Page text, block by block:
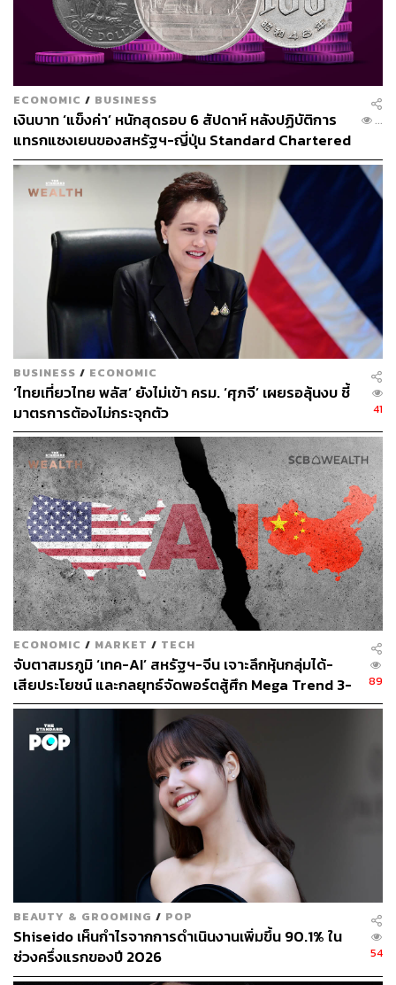
การมาถึงของ ‘Chinese Virus’
กระแสเกลียดชังชาวอเมริกันเชื้อสายจีน (และชาวเอเชียโดย
รวม) ยิ่งทวีความรุนแรงมากขึ้น ภายหลังการระบาดของโรค
โควิด-19 ที่มีต้นกำเนิดมาจากเมืองอู่ฮั่นของจีน โดยเฉพาะ
เมื่อประธานาธิบดีของสหรัฐอเมริกาในขณะนั้นอย่างทรัมป์
พยายามใช้รัฐบาลจีนเป็นแพะรับบาปต่อการระบาดของโรค
โควิด-19 ในประเทศ (ทั้งที่ความเป็นจริงแล้ว ปัญหาเกิดจาก
ความล้มเหลวในการจัดการการระบาดตั้งแต่จำนวนเคสใน
ประเทศยังมีไม่มากของรัฐบาลของทรัมป์เอง) ทรัมป์ทวีต
ตำหนิรัฐบาลจีนว่าไม่มีความโปร่งใสในการบริหารจัดการ
ระบาดและจงใจปกปิดข้อมูล จนทำให้เชื้อไวรัสแพร่ระบาดไป
ทั่วโลก ที่สำคัญเขายังใช้คำศัพท์ที่กระตุ้นความเกลียดชังต่อ
ชาวจีนอย่างคำว่า Chinese Virus (ไวรัสจีน) และ Kung Flu
(ที่พ้องเสียงกับคำว่ากังฟู) อยู่เสมอๆ
ผลจากกระแสความเกลียดชังที่สูงขึ้นในยุคของทรัมป์ ทำให้
เกิดเหตุการณ์น่าสลดอันเกิดจากการใช้ความรุนแรงต่อชาว
เอเชียหลายต่อหลายเหตุการณ์ เช่น เหตุการณ์ที่ชาวไทย
อย่างวิชาถูกทำร้ายที่เมืองซานฟรานซิสโกจนเสียชีวิตใน
เวลาต่อมาจากอาการเลือดออกในสมอง, เหตุการณ์ที่หญิง
ชาวอเมริกันเชื้อสายจีนถูกขว้างปาสิ่งของใส่และถูกผลักจน
ล้มลงบนทางเท้าในย่านควีนส์ของเมืองนิวยอร์ก จนมาถึง
เหตุการณ์ที่มีการกราดยิงหญิงเชื้อสายเอเชียในมหานคร
แอตแลนตา จนมีผู้เสียชีวิตถึง 8 ราย ซึ่งหนังสือพิมพ์ New
York Times ได้รวบรวมสถิติของอาชญากรรมอันเกิดจาก
ความเกลียดชัง และพบว่า เกิดอาชญากรรมในลักษณะนี้
มากกว่า 100 ครั้งแล้วนับตั้งแต่มีการระบาดของโรคโค
วิด-19
กฎหมายต่อต้านอาชญากรรมอันเกิดจากความเกลียด
ชัง
เหตุการณ์กราดยิงหญิงเชื้อสายเอเชียในมหานครแอตแลนตา
เป็นเหมือนฟางเส้นสุดท้ายที่กระตุ้นให้รัฐบาลของ
สหรัฐอเมริกาต้องขยับตัวทำอะไรสักอย่าง ก่อนที่เหตุการณ์
จะบานปลายไปมากกว่านี้ และในที่สุดพรรคเดโมแครตภาย
ใต้การผลักดันของ ส.ว. หญิงเชื้อสายญี่ปุ่นอย่าง เมซี ฮิโรโนะ
(1 ใน 2 ส.ว. เชื้อสายเอเชีย ร่วมกับ ส.ว. แทมมี ดักเวิร์ธ ผู้มี
เชื้อสายไทย) ก็สามารถผลักดันร่างกฎหมายต่อต้าน
อาชญากรรมอันเกิดจากความเกลียดชังผ่านสภาสูงออกมา
ร่างกฎหมายฉบับนี้จะกำหนดให้กระทรวงยุติธรรมของ
สหรัฐฯ ต้องจัดตั้งหน่วยงานพิเศษมาจัดการคดีอาชญากรรม
อันเกิดจากความเกลียดชัง เพื่อให้การดำเนินคดีเป็นไปด้วย
ECONOMIC / BUSINESS
เงินบาท ‘แข็งค่า’ หนักสุดรอบ 6 สัปดาห์ หลังปฏิบัติการ
แทรกแซงเยนของสหรัฐฯ-ญี่ปุ่น Standard Chartered
เปิดเป้าสิ้นปีนี้จ่อแข็งต่อแตะ 32.50 บาทต่อดอลลาร์
...
BUSINESS / ECONOMIC
‘ไทยเที่ยวไทย พลัส’ ยังไม่เข้า ครม. ‘ศุภจี’ เผยรอลุ้นงบ ชี้
มาตรการต้องไม่กระจุกตัว
41
ECONOMIC / MARKET / TECH
จับตาสมรภูมิ ‘เทค-AI’ สหรัฐฯ-จีน เจาะลึกหุ้นกลุ่มได้-
เสียประโยชน์ และกลยุทธ์จัดพอร์ตสู้ศึก Mega Trend 3-
5 ปีข้างหน้า
89
BEAUTY & GROOMING / POP
Shiseido เห็นกำไรจากการดำเนินงานเพิ่มขึ้น 90.1% ใน
ช่วงครึ่งแรกของปี 2026
54